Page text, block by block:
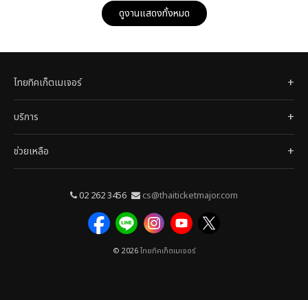
ดูงานแสดงทั้งหมด
ไทยทิคเก็ตเมเจอร์
บริการ
ช่วยเหลือ
02 262 3456 cs@thaiticketmajor.com
© 2026ไทยทิคเก็ตเมเจอร์